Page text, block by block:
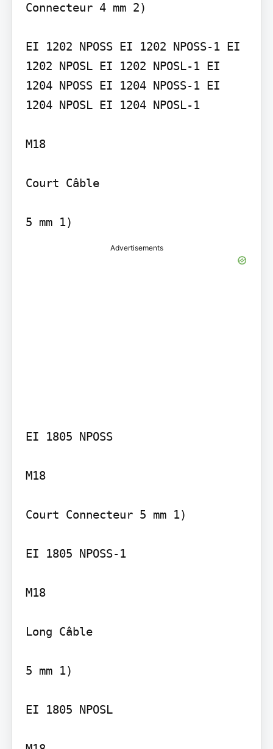
Connecteur 4 mm 2)
EI 1202 NPOSS EI 1202 NPOSS-1 EI
1202 NPOSL EI 1202 NPOSL-1 EI
1204 NPOSS EI 1204 NPOSS-1 EI
1204 NPOSL EI 1204 NPOSL-1
M18
Court Câble
5 mm 1)
Advertisements
EI 1805 NPOSS
M18
Court Connecteur 5 mm 1)
EI 1805 NPOSS-1
M18
Long Câble
5 mm 1)
EI 1805 NPOSL